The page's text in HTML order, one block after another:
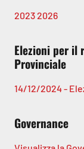
20232026
Elezioni per il
Provinciale
14/12/2024 -
Governance